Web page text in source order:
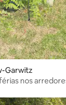
Garwitz
nos